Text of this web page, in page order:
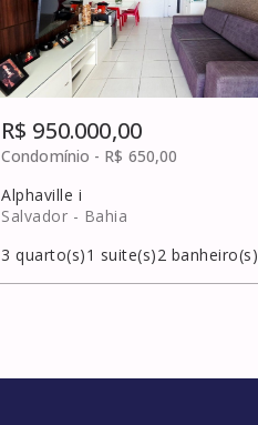
R$ 950.000,00
Condomínio - R$ 650,00
Alphaville i
Salvador - Bahia
3 quarto(s)1 suite(s)2 banheiro(s)